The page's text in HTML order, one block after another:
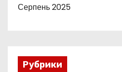
Серпень 2025
Рубрики